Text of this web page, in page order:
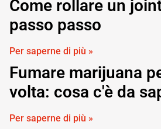
Come rollare un
passo passo
Per saperne di più »
Fumare marijuana
volta: cosa c'è da
Per saperne di più »